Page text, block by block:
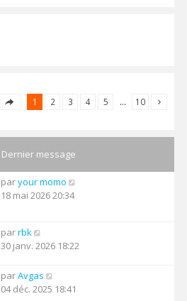
1 2 3 4 5 … 10
Dernier message
paryour momo
18 mai 2026 20:34
parrbk
30 janv. 2026 18:22
parAvgas
04 déc. 2025 18:41